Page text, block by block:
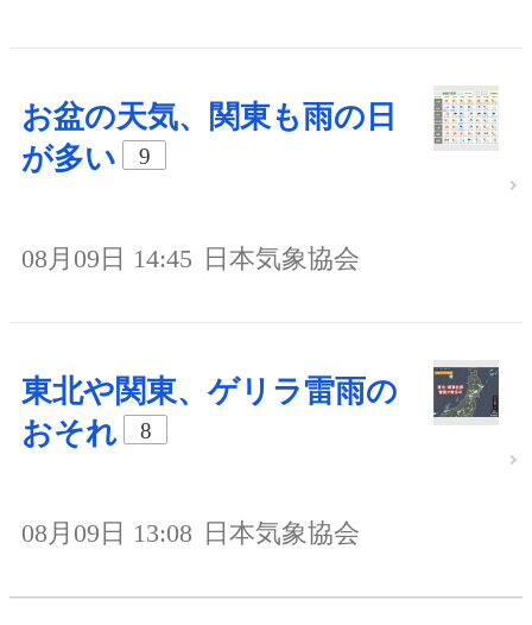
お盆の天気、関東も雨の日
が多い
9
08月09日 14:45 日本気象協会
東北や関東、ゲリラ雷雨の
おそれ
8
08月09日 13:08 日本気象協会